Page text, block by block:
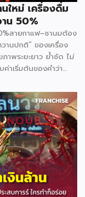
ใหม่ เครื่องดื่ม
น 50%
สายกาแฟ–ชานมต้อง
านปกติ” ของเครื่อง
าพระยะยาว ย้ำชัด ไม่
าเริ่มต้นของคำว่า
นของแต่ละร้าน จะมี
วอย่างเป็นทางการวันที่
/ Cafe Amazon /
สามารถติดตาม
รีวิวอินไซด์ Website